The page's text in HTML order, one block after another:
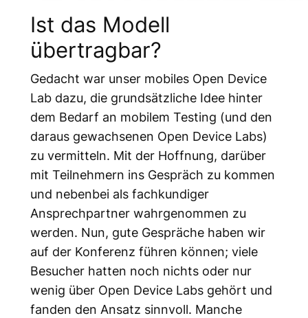
Ist das Modell
übertragbar?
Gedacht war unser mobiles Open Device
Lab dazu, die grundsätzliche Idee hinter
dem Bedarf an mobilem Testing (und den
daraus gewachsenen Open Device Labs)
zu vermitteln. Mit der Hoffnung, darüber
mit Teilnehmern ins Gespräch zu kommen
und nebenbei als fachkundiger
Ansprechpartner wahrgenommen zu
werden. Nun, gute Gespräche haben wir
auf der Konferenz führen können; viele
Besucher hatten noch nichts oder nur
wenig über Open Device Labs gehört und
fanden den Ansatz sinnvoll. Manche